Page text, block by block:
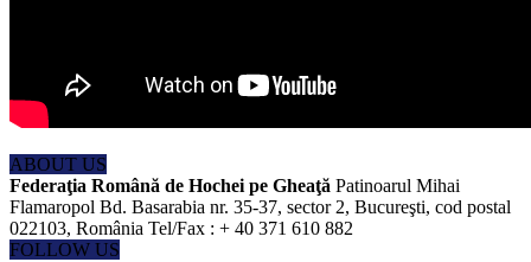
ABOUT US
Federaţia Română de Hochei pe Gheaţă Patinoarul Mihai
Flamaropol Bd. Basarabia nr. 35-37, sector 2, Bucureşti, cod postal
022103, România Tel/Fax : + 40 371 610 882
FOLLOW US